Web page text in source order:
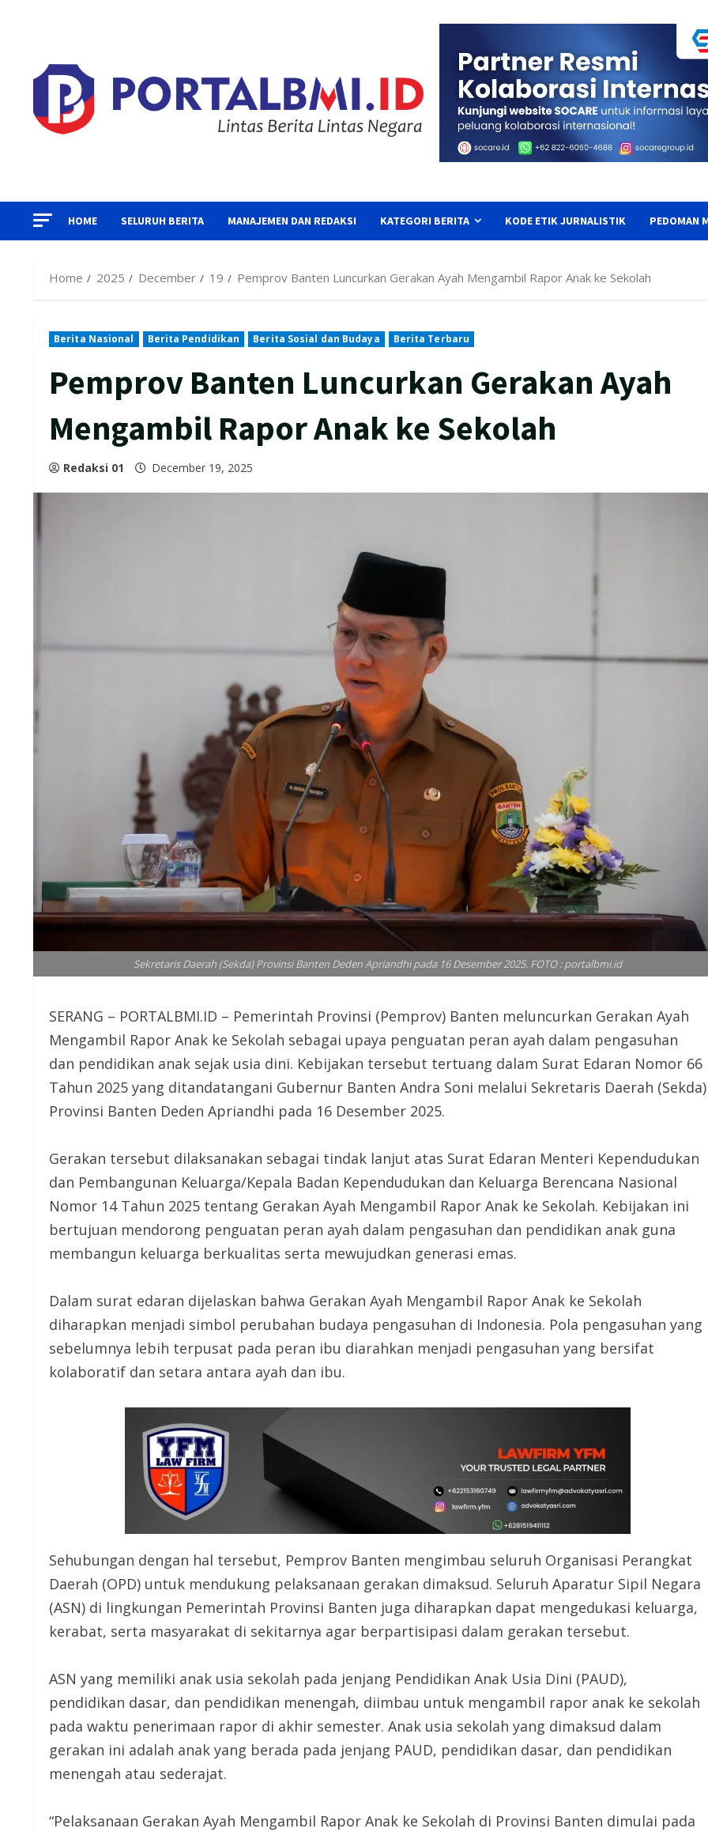
HOME SELURUH BERITA MANAJEMEN DAN REDAKSI KATEGORI BERITA KODE ETIK JURNALISTIK PEDOMAN
Home 2025 December 19 Pemprov Banten Luncurkan Gerakan Ayah Mengambil Rapor Anak ke Sekolah
Berita Nasional Berita Pendidikan Berita Sosial dan Budaya Berita Terbaru
Pemprov Banten Luncurkan Gerakan Ayah
Mengambil Rapor Anak ke Sekolah
Redaksi 01 December 19, 2025
Sekretaris Daerah (Sekda) Provinsi Banten Deden Apriandhi pada 16 Desember 2025. FOTO : portalbmi.id
SERANG – PORTALBMI.ID – Pemerintah Provinsi (Pemprov) Banten meluncurkan Gerakan Ayah
Mengambil Rapor Anak ke Sekolah sebagai upaya penguatan peran ayah dalam pengasuhan
dan pendidikan anak sejak usia dini. Kebijakan tersebut tertuang dalam Surat Edaran Nomor 66
Tahun 2025 yang ditandatangani Gubernur Banten Andra Soni melalui Sekretaris Daerah (Sekda)
Provinsi Banten Deden Apriandhi pada 16 Desember 2025.
Gerakan tersebut dilaksanakan sebagai tindak lanjut atas Surat Edaran Menteri Kependudukan
dan Pembangunan Keluarga/Kepala Badan Kependudukan dan Keluarga Berencana Nasional
Nomor 14 Tahun 2025 tentang Gerakan Ayah Mengambil Rapor Anak ke Sekolah. Kebijakan ini
bertujuan mendorong penguatan peran ayah dalam pengasuhan dan pendidikan anak guna
membangun keluarga berkualitas serta mewujudkan generasi emas.
Dalam surat edaran dijelaskan bahwa Gerakan Ayah Mengambil Rapor Anak ke Sekolah
diharapkan menjadi simbol perubahan budaya pengasuhan di Indonesia. Pola pengasuhan yang
sebelumnya lebih terpusat pada peran ibu diarahkan menjadi pengasuhan yang bersifat
kolaboratif dan setara antara ayah dan ibu.
Sehubungan dengan hal tersebut, Pemprov Banten mengimbau seluruh Organisasi Perangkat
Daerah (OPD) untuk mendukung pelaksanaan gerakan dimaksud. Seluruh Aparatur Sipil Negara
(ASN) di lingkungan Pemerintah Provinsi Banten juga diharapkan dapat mengedukasi keluarga,
kerabat, serta masyarakat di sekitarnya agar berpartisipasi dalam gerakan tersebut.
ASN yang memiliki anak usia sekolah pada jenjang Pendidikan Anak Usia Dini (PAUD),
pendidikan dasar, dan pendidikan menengah, diimbau untuk mengambil rapor anak ke sekolah
pada waktu penerimaan rapor di akhir semester. Anak usia sekolah yang dimaksud dalam
gerakan ini adalah anak yang berada pada jenjang PAUD, pendidikan dasar, dan pendidikan
menengah atau sederajat.
“Pelaksanaan Gerakan Ayah Mengambil Rapor Anak ke Sekolah di Provinsi Banten dimulai pada